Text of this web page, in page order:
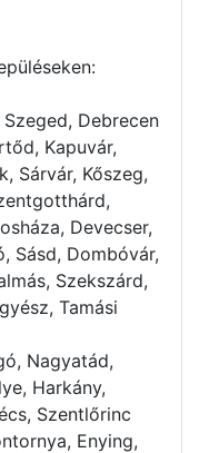
Debrecen
Kapuvár,
Sárvár, Kőszeg,
Devecser,
Sásd, Dombóvár,
Szekszárd,
Tamási
Nagyatád,
Harkány,
Szentlőrinc
Enying,